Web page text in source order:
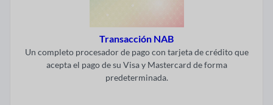
Transacción NAB
Un completo procesador de pago con tarjeta de crédito que
acepta el pago de su Visa y Mastercard de forma
predeterminada.